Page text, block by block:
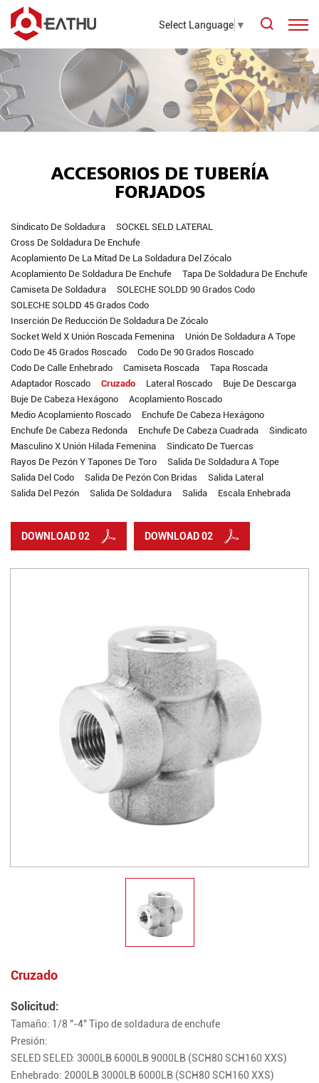
Select Language ▼
ACCESORIOS DE TUBERÍA
FORJADOS
Sindicato De Soldadura
SOCKEL SELD LATERAL
Cross De Soldadura De Enchufe
Acoplamiento De La Mitad De La Soldadura Del Zócalo
Acoplamiento De Soldadura De Enchufe
Tapa De Soldadura De Enchufe
Camiseta De Soldadura
SOLECHE SOLDD 90 Grados Codo
SOLECHE SOLDD 45 Grados Codo
Inserción De Reducción De Soldadura De Zócalo
Socket Weld X Unión Roscada Femenina
Unión De Soldadura A Tope
Codo De 45 Grados Roscado
Codo De 90 Grados Roscado
Codo De Calle Enhebrado
Camiseta Roscada
Tapa Roscada
Adaptador Roscado
Cruzado Lateral Roscado
Buje De Descarga
Buje De Cabeza Hexágono
Acoplamiento Roscado
Medio Acoplamiento Roscado
Enchufe De Cabeza Hexágono
Enchufe De Cabeza Redonda
Enchufe De Cabeza Cuadrada
Sindicato
Masculino X Unión Hilada Femenina
Sindicato De Tuercas
Rayos De Pezón Y Tapones De Toro
Salida De Soldadura A Tope
Salida Del Codo
Salida De Pezón Con Bridas
Salida Lateral
Salida Del Pezón
Salida De Soldadura Salida Escala Enhebrada
DOWNLOAD 02 DOWNLOAD 02
Cruzado
Solicitud:
Tamaño: 1/8 "-4" Tipo de soldadura de enchufe
Presión:
SELED SELED: 3000LB 6000LB 9000LB (SCH80 SCH160 XXS)
Enhebrado: 2000LB 3000LB 6000LB (SCH80 SCH160 XXS)